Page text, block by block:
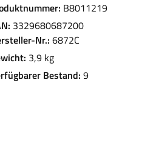
B8011219
3329680687200
Nr.: 6872C
3,9 kg
Bestand: 9